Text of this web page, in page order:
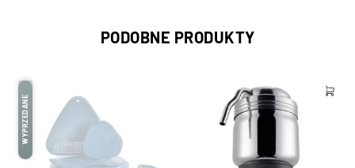
PODOBNE PRODUKTY
WYPRZEDANE